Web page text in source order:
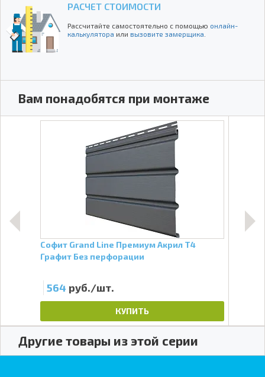
РАСЧЕТ СТОИМОСТИ
Рассчитайте самостоятельно с помощью онлайн-
калькулятора или вызовите замерщика
Вам понадобятся при монтаже
Софит Grand Line Премиум Акрил Т4
Графит Без перфорации
564 руб./шт.
КУПИТЬ
Другие товары из этой серии